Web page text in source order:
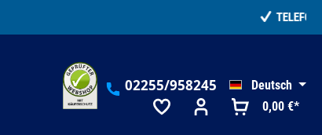
0,00 €*
02255/958245 Deutsch